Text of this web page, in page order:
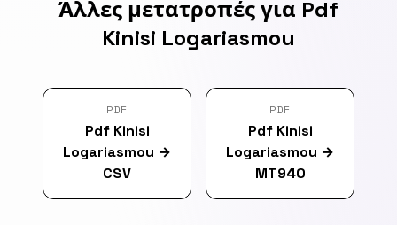
Άλλες μετατροπές για Pdf
Kinisi Logariasmou
PDF
Pdf Kinisi
Logariasmou →
CSV
PDF
Pdf Kinisi
Logariasmou →
MT940